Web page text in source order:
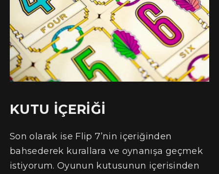
KUTU İÇERİĞİ
Son olarak ise Flip 7’nin içeriğinden
bahsederek kurallara ve oynanışa geçmek
istiyorum. Oyunun kutusunun içerisinden